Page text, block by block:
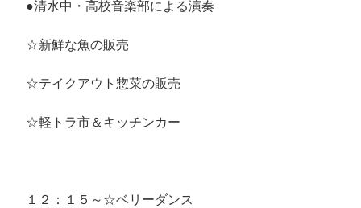
●清水中・高校音楽部による演奏
☆新鮮な魚の販売
☆テイクアウト惣菜の販売
☆軽トラ市＆キッチンカー
１２：１５～☆ベリーダンス